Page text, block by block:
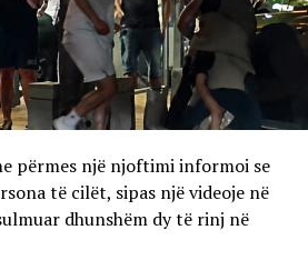
përmes një njoftimi informoi se
të cilët, sipas një videoje në
dhunshëm dy të rinj në